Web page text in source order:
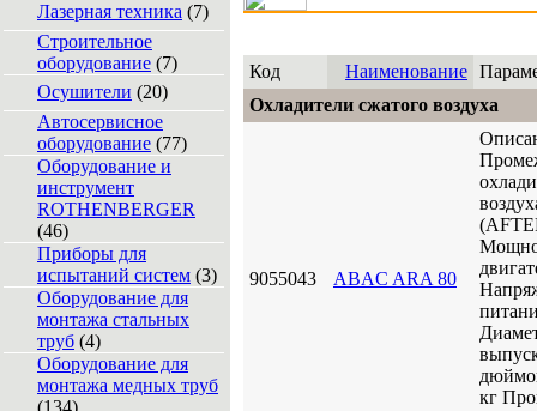
Лазерная техника (7)
Строительное
оборудование (7)
Осушители (20)
Автосервисное
оборудование (77)
Оборудование и
инструмент
ROTHENBERGER
(46)
Приборы для
испытаний систем (3)
Оборудование для
монтажа стальных
труб (4)
Оборудование для
монтажа медных труб
(134)
Код Наименование
Охладители сжатого воздуха
9055043 ABAC ARA 80
кг